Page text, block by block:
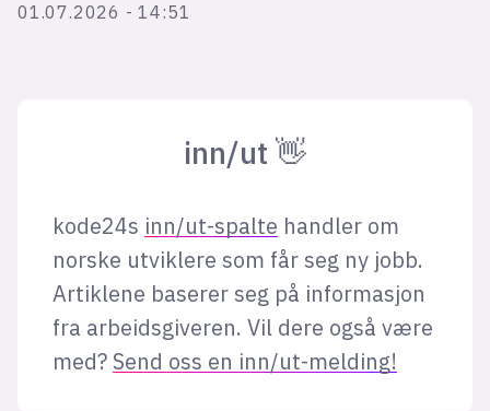
01.07.2026 - 14:51
inn/ut 👋
kode24s inn/ut-spalte handler om
norske utviklere som får seg ny jobb.
Artiklene baserer seg på informasjon
fra arbeidsgiveren. Vil dere også være
med? Send oss en inn/ut-melding!
annonsepriser